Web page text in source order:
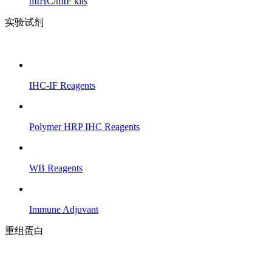
实验试剂
IHC-IF Reagents
Polymer HRP IHC Reagents
WB Reagents
Immune Adjuvant
重组蛋白